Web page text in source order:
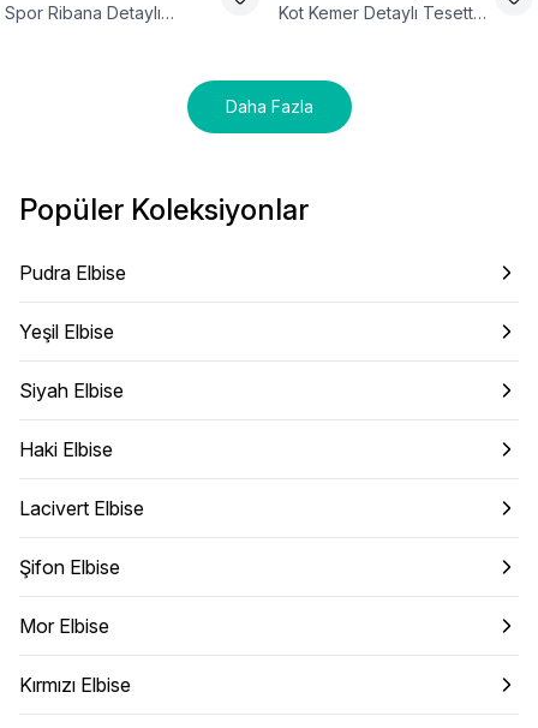
Spor Ribana Detaylı
Kot Kemer Detaylı Tesettür
Daha Fazla
Popüler Koleksiyonlar
Pudra Elbise
Yeşil Elbise
Siyah Elbise
Haki Elbise
Lacivert Elbise
Şifon Elbise
Mor Elbise
Kırmızı Elbise